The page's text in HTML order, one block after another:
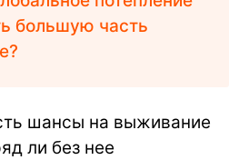
большую часть
шансы на выживание
ли без нее